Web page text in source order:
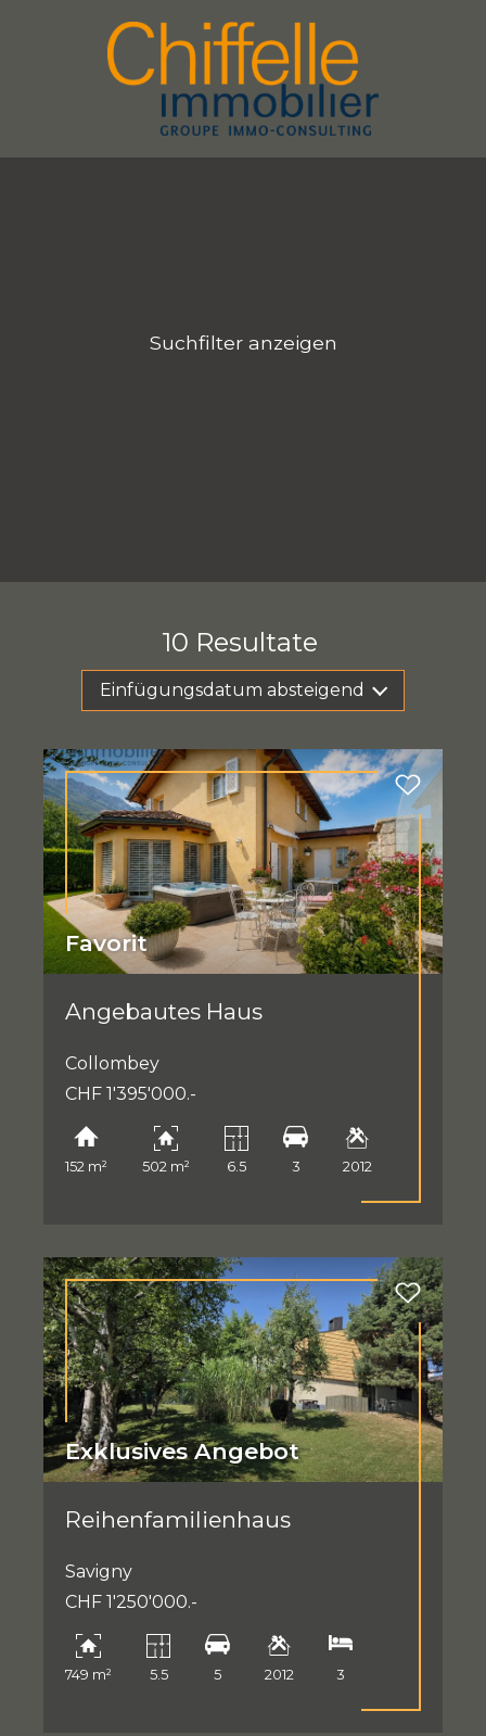
Suchfilter anzeigen
10 Resultate
Einfügungsdatum absteigend
Favorit
Angebautes Haus
Collombey
CHF 1'395'000.-
152 m² 502 m² 6.5 3 2012
Exklusives Angebot
Reihenfamilienhaus
Savigny
CHF 1'250'000.-
749 m² 5.5 5 2012 3